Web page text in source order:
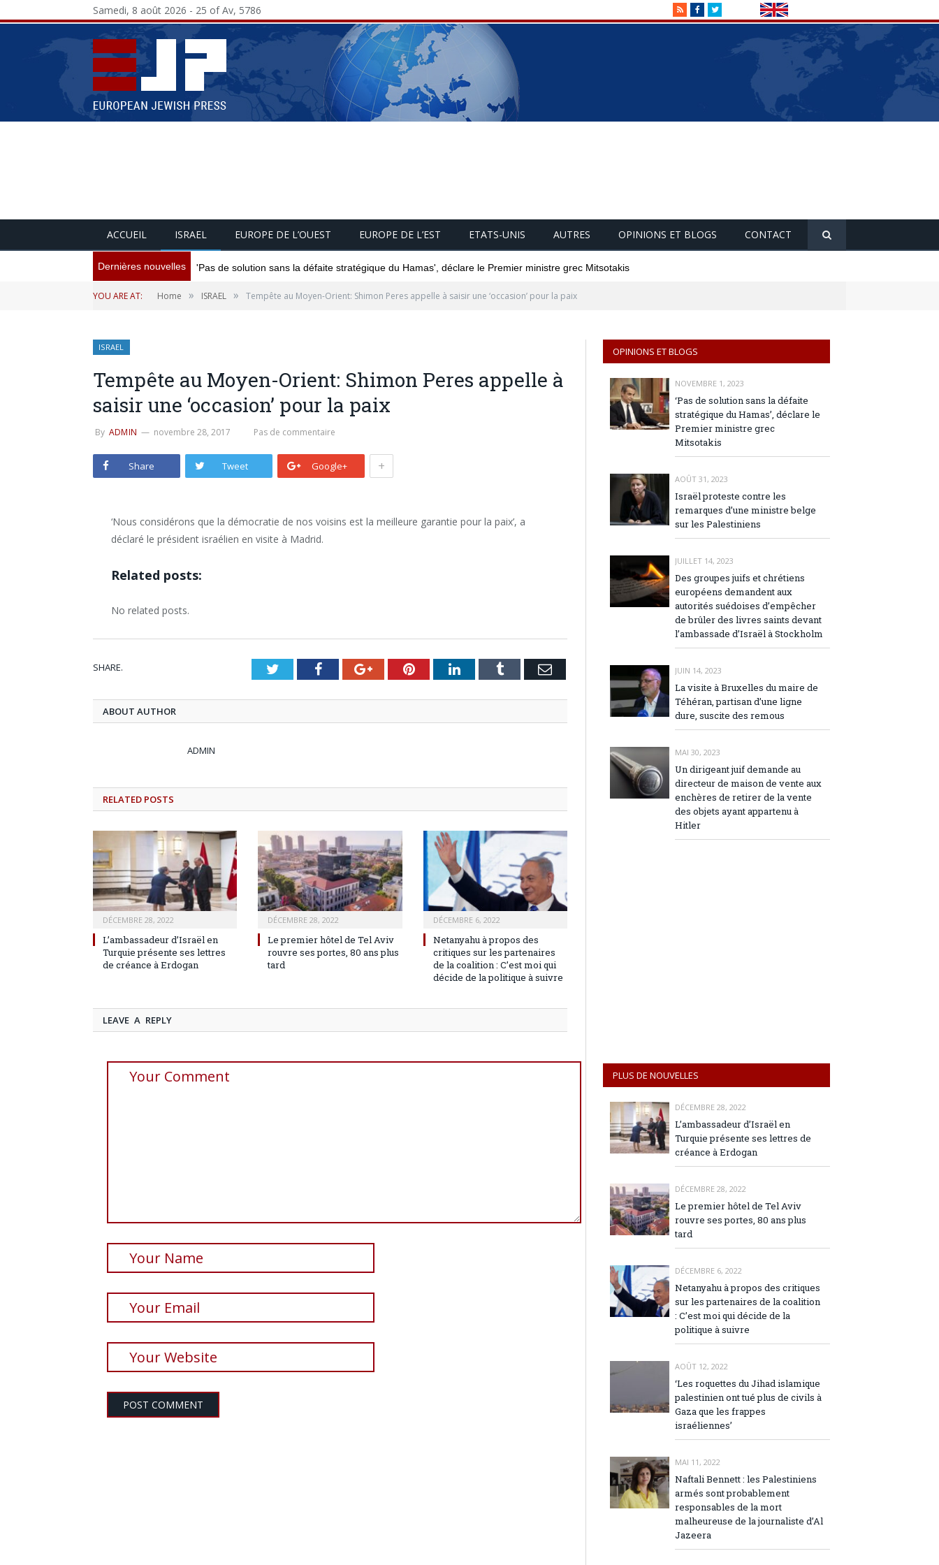
RSSFacebookTwitter
Samedi, 8 août 2026 - 25 of Av, 5786
ACCUEIL ISRAEL EUROPE DE L’OUEST EUROPE DE L’EST ETATS-UNIS AUTRES OPINIONS ET BLOGS CONTACT
Dernières nouvelles 'Pas de solution sans la défaite stratégique du Hamas', déclare le Premier ministre grec Mitsotakis
YOU ARE AT: Home » ISRAEL » Tempête au Moyen-Orient: Shimon Peres appelle à saisir une ‘occasion’ pour la paix
ISRAEL
Tempête au Moyen-Orient: Shimon Peres appelle à
saisir une ‘occasion’ pour la paix
By ADMIN novembre 28, 2017 Pas de commentaire
Share Tweet Google+ +
‘Nous considérons que la démocratie de nos voisins est la meilleure garantie pour la paix’, a
déclaré le président israélien en visite à Madrid.
Related posts:
No related posts.
SHARE. TwitterFacebookGoogle+PinterestLinkedInTumblr Email
ABOUT AUTHOR
ADMIN
RELATED POSTS
DÉCEMBRE 28, 2022
L’ambassadeur d’Israël en
Turquie présente ses lettres
de créance à Erdogan
DÉCEMBRE 28, 2022
Le premier hôtel de Tel Aviv
rouvre ses portes, 80 ans plus
tard
DÉCEMBRE 6, 2022
Netanyahu à propos des
critiques sur les partenaires
de la coalition : C’est moi qui
décide de la politique à suivre
LEAVE A REPLY
OPINIONS ET BLOGS
NOVEMBRE 1, 2023
‘Pas de solution sans la défaite
stratégique du Hamas’, déclare le
Premier ministre grec
Mitsotakis
AOÛT 31, 2023
Israël proteste contre les
remarques d’une ministre belge
sur les Palestiniens
JUILLET 14, 2023
Des groupes juifs et chrétiens
européens demandent aux
autorités suédoises d’empêcher
de brûler des livres saints devant
l’ambassade d’Israël à Stockholm
JUIN 14, 2023
La visite à Bruxelles du maire de
Téhéran, partisan d’une ligne
dure, suscite des remous
MAI 30, 2023
Un dirigeant juif demande au
directeur de maison de vente aux
enchères de retirer de la vente
des objets ayant appartenu à
Hitler
PLUS DE NOUVELLES
DÉCEMBRE 28, 2022
L’ambassadeur d’Israël en
Turquie présente ses lettres de
créance à Erdogan
DÉCEMBRE 28, 2022
Le premier hôtel de Tel Aviv
rouvre ses portes, 80 ans plus
tard
DÉCEMBRE 6, 2022
Netanyahu à propos des critiques
sur les partenaires de la coalition
: C’est moi qui décide de la
politique à suivre
AOÛT 12, 2022
‘Les roquettes du Jihad islamique
palestinien ont tué plus de civils à
Gaza que les frappes
israéliennes’
MAI 11, 2022
Naftali Bennett : les Palestiniens
armés sont probablement
responsables de la mort
malheureuse de la journaliste d’Al
Jazeera